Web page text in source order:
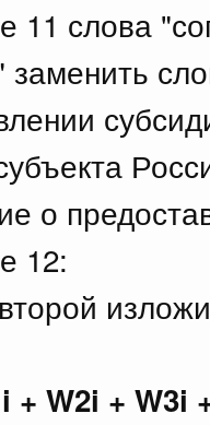
11 слова
заменить
о
12:
+ W2i + W3i